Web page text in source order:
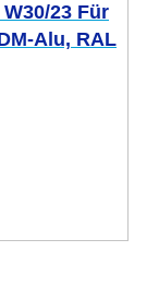
23 Für
Alu, RAL